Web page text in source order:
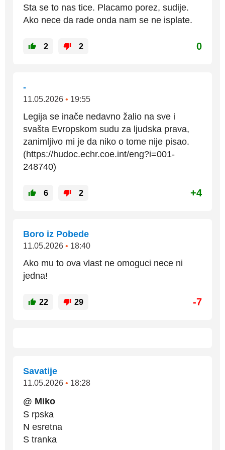
Sta se to nas tice. Placamo porez, sudije.
Ako nece da rade onda nam se ne isplate.
2 2 0
-
11.05.2026 • 19:55
Legija se inače nedavno žalio na sve i
svašta Evropskom sudu za ljudska prava,
zanimljivo mi je da niko o tome nije pisao.
(https://hudoc.echr.coe.int/eng?i=001-
248740)
6 2 +4
Boro iz Pobede
11.05.2026 • 18:40
Ako mu to ova vlast ne omoguci nece ni
jedna!
22 29 -7
Savatije
11.05.2026 • 18:28
@ Miko
S rpska
N esretna
S tranka